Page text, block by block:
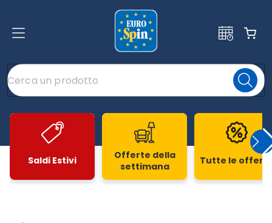
Saldi Estivi
Offerte della
settimana
Tutte le